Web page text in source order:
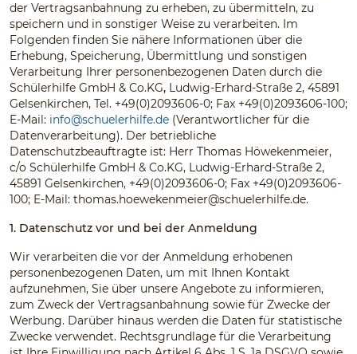
der Vertragsanbahnung zu erheben, zu übermitteln, zu
speichern und in sonstiger Weise zu verarbeiten. Im
Folgenden finden Sie nähere Informationen über die
Erhebung, Speicherung, Übermittlung und sonstigen
Verarbeitung Ihrer personenbezogenen Daten durch die
Schülerhilfe GmbH & Co.KG, Ludwig-Erhard-Straße 2, 45891
Gelsenkirchen, Tel. +49(0)2093606-0; Fax +49(0)2093606-100;
E-Mail: info@schuelerhilfe.de (Verantwortlicher für die
Datenverarbeitung). Der betriebliche
Datenschutzbeauftragte ist: Herr Thomas Höwekenmeier,
c/o Schülerhilfe GmbH & Co.KG, Ludwig-Erhard-Straße 2,
45891 Gelsenkirchen, +49(0)2093606-0; Fax +49(0)2093606-
100; E-Mail: thomas.hoewekenmeier@schuelerhilfe.de.
1. Datenschutz vor und bei der Anmeldung
Wir verarbeiten die vor der Anmeldung erhobenen
personenbezogenen Daten, um mit Ihnen Kontakt
aufzunehmen, Sie über unsere Angebote zu informieren,
zum Zweck der Vertragsanbahnung sowie für Zwecke der
Werbung. Darüber hinaus werden die Daten für statistische
Zwecke verwendet. Rechtsgrundlage für die Verarbeitung